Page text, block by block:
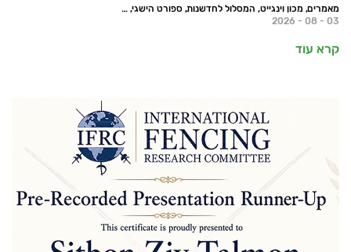
מאמרים, מכון וינגייט, המסלול לחדשנות, ספורט הישגי, חדשות
03 - 08 - 2026
קרא עוד